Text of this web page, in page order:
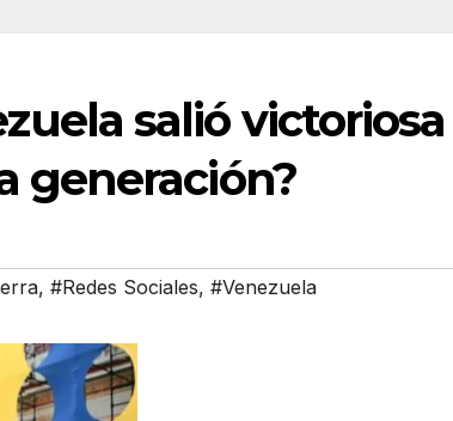
salió
generación?
, #Redes Sociales, #Venezuela